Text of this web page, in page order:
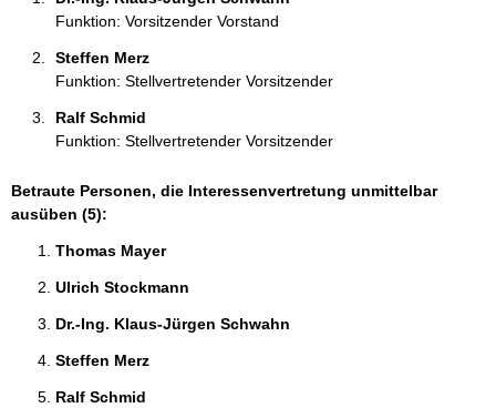
Funktion: Vorsitzender Vorstand
Steffen Merz
Funktion: Stellvertretender Vorsitzender
Ralf Schmid
Funktion: Stellvertretender Vorsitzender
Betraute Personen, die Interessenvertretung unmittelbar
ausüben (5):
Thomas Mayer
Ulrich Stockmann
Dr.-Ing. Klaus-Jürgen Schwahn
Steffen Merz
Ralf Schmid